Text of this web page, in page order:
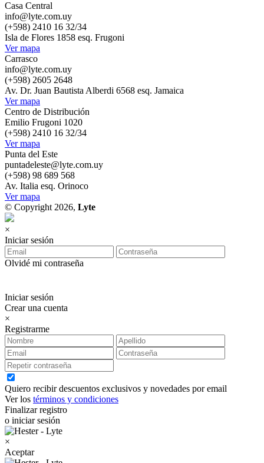
Casa Central
info@lyte.com.uy
(+598) 2410 16 32/34
Isla de Flores 1858 esq. Frugoni
Ver mapa
Carrasco
info@lyte.com.uy
(+598) 2605 2648
Av. Dr. Juan Bautista Alberdi 6568 esq. Jamaica
Ver mapa
Centro de Distribución
Emilio Frugoni 1020
(+598) 2410 16 32/34
Ver mapa
Punta del Este
puntadeleste@lyte.com.uy
(+598) 98 689 568
Av. Italia esq. Orinoco
Ver mapa
© Copyright 2026, Lyte
×
Iniciar sesión
Olvidé mi contraseña
Iniciar sesión
Crear una cuenta
×
Registrarme
Quiero recibir descuentos exclusivos y novedades por email
Ver los términos y condiciones
Finalizar registro
o iniciar sesión
×
Aceptar